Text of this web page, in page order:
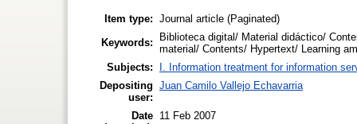
Item type: Journal article (Paginated)
Keywords:
Biblioteca digital/ Material didáctico/
material/ Contents/ Hypertext/ Learning
Subjects:
I. Information treatment for information
Depositing
user:
Juan Camilo Vallejo Echavarria
Date 11 Feb 2007